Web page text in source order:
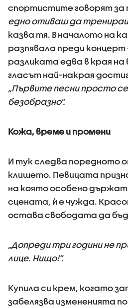
спортистите говорят за
едно отиваш да тренираш
казва тя. В началото на
разпявала преди концерт
разликата едва в края
гласът най-накрая
„Първите песни просто
безобразно".
Кожа, време и промени
И тук следва поредното
клишето. Певицата
на която особено
сцената, ѝ е чужда.
остава свободата да
„Допреди три години не
лице. Нищо!“.
Купила си крем, когато
забелязва измененията